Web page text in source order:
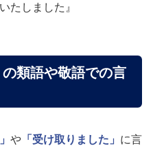
たしました』
の類語や敬語での言
や 「受け取りました」 に言